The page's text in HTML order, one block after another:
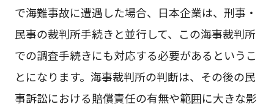
で海難事故に遭遇した場合、日本企業は、刑事・
民事の裁判所手続きと並行して、この海事裁判所
での調査手続きにも対応する必要があるというこ
とになります。海事裁判所の判断は、その後の民
事訴訟における賠償責任の有無や範囲に大きな影